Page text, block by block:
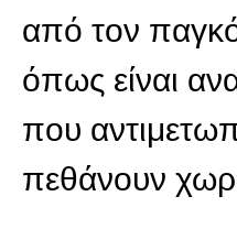
από τον
όπως είναι
που
πεθάνουν